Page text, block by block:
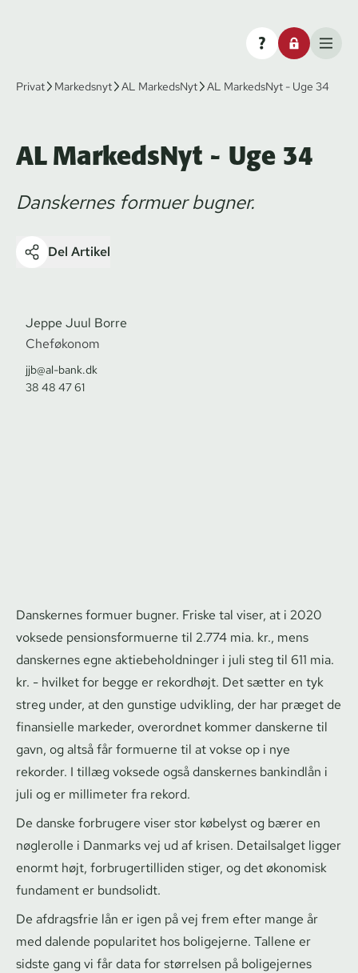
Privat Markedsnyt AL MarkedsNyt AL MarkedsNyt - Uge 34
AL MarkedsNyt - Uge 34
Danskernes formuer bugner.
Del Artikel
Jeppe Juul Borre
Cheføkonom
jjb@al-bank.dk
38 48 47 61
Danskernes formuer bugner. Friske tal viser, at i 2020
voksede pen­sions­for­mu­er­ne til 2.774 mia. kr., mens
danskernes egne ak­tie­be­hold­nin­ger i juli steg til 611 mia.
kr. - hvilket for begge er rekordhøjt. Det sætter en tyk
streg under, at den gunstige udvikling, der har præget de
finansielle markeder, overordnet kommer danskerne til
gavn, og altså får formuerne til at vokse op i nye
rekorder. I tillæg voksede også danskernes bankindlån i
juli og er millimeter fra rekord.
De danske forbrugere viser stor købelyst og bærer en
nøglerolle i Danmarks vej ud af krisen. Detailsalget ligger
enormt højt, for­bru­ger­til­li­den stiger, og det økonomisk
fundament er bundsolidt.
De afdragsfrie lån er igen på vej frem efter mange år
med dalende popularitet hos boligejerne. Tallene er
sidste gang vi får data for størrelsen på boligejernes